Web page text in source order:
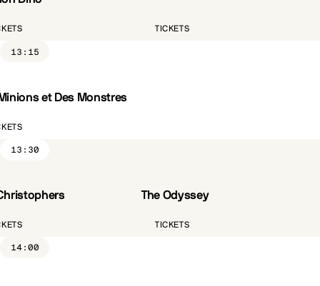
TICKETS
13:15
et Des Monstres
13:30
CÔTÉ PARC The Odyssey
VO.ST.FR
TICKETS
14:00